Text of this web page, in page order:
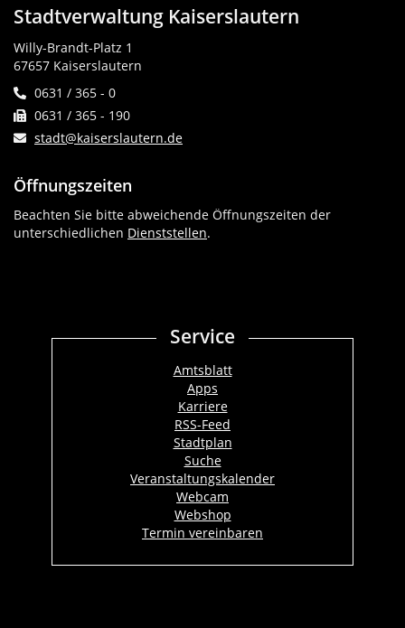
Stadtverwaltung Kaiserslautern
Willy-Brandt-Platz 1
67657 Kaiserslautern
0631 / 365 - 0
0631 / 365 - 190
stadt@kaiserslautern.de
Öffnungszeiten
Beachten Sie bitte abweichende Öffnungszeiten der
unterschiedlichen Dienststellen.
Service
Amtsblatt
Apps
Karriere
RSS-Feed
Stadtplan
Suche
Veranstaltungskalender
Webcam
Webshop
Termin vereinbaren